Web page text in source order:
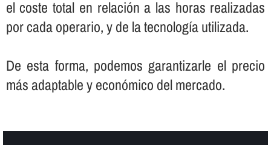
el coste total en relación a las horas realizadas
por cada operario, y de la tecnologí­a utilizada.
De esta forma, podemos garantizarle el precio
más adaptable y económico del mercado.